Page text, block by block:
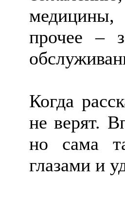
медицины,
прочее –
Когда
не верят.
но сама
глазами и